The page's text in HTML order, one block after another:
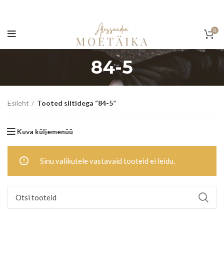
0
84-5
Esileht Tooted siltidega “84-5”
Kuva küljemenüü
Sinu valikutele vastavaid tooteid ei leidu.